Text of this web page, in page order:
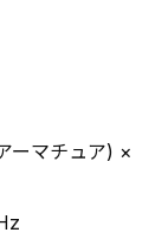
マチュア) ×